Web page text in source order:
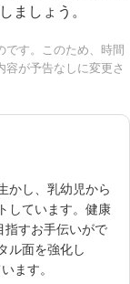
ましょう。
す。このため、時間
が予告なしに変更さ
かし、乳幼児から
しています。健康
指すお手伝いがで
ル面を強化し
ます。